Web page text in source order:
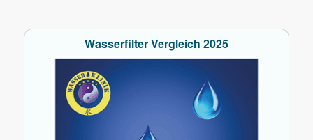
Wasserfilter Vergleich 2025